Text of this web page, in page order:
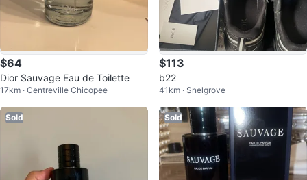
$64
Dior Sauvage Eau de Toilette
17km · Centreville Chicopee
$113
b22
41km · Snelgrove
Sold Sold